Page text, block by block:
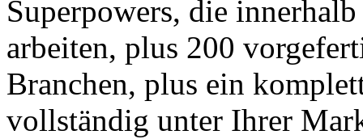
Superpowers, die
arbeiten, plus 200
Branchen, plus ein
vollständig unter Ihrer